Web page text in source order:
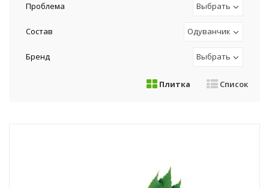
Проблема Выбрать
Состав Одуванчик
Бренд Выбрать
Плитка Список